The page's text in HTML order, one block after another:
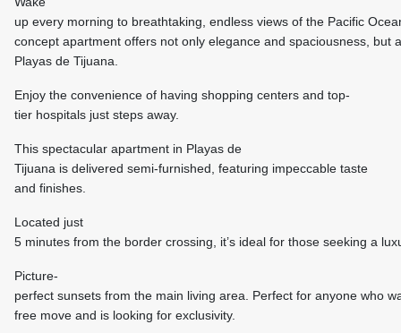
up every morning to breathtaking, endless views of the Pacific
concept apartment offers not only elegance and spaciousness, but
Playas de Tijuana.
Enjoy the convenience of having shopping centers and top-
tier hospitals just steps away.
This spectacular apartment in Playas de
Tijuana is delivered semi-furnished, featuring impeccable taste
and finishes.
Located just
5 minutes from the border crossing, it’s ideal for those seeking a
Picture-
perfect sunsets from the main living area. Perfect for anyone who
free move and is looking for exclusivity.